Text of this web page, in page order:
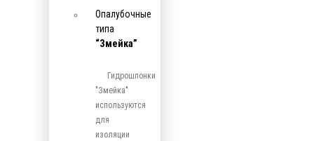
Опалубочные
типа
“Змейка”
Гидрошпонки
"Змейка"
используются
для
изоляции